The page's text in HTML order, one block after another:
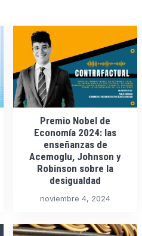
Premio Nobel de
Economía 2024: las
enseñanzas de
Acemoglu, Johnson y
Robinson sobre la
desigualdad
noviembre 4, 2024